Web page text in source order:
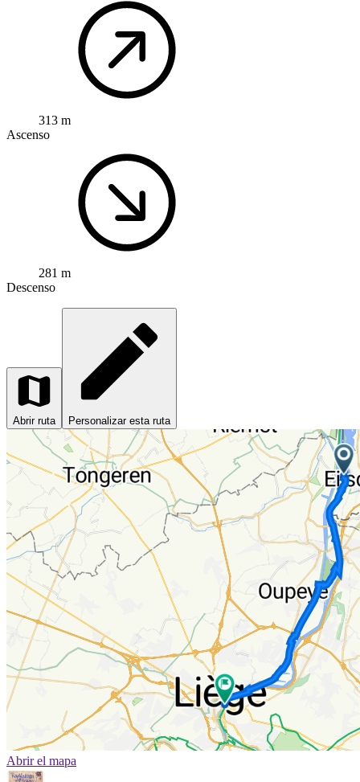
313 m
Ascenso
281 m
Descenso
Abrir ruta Personalizar esta ruta
Abrir el mapa